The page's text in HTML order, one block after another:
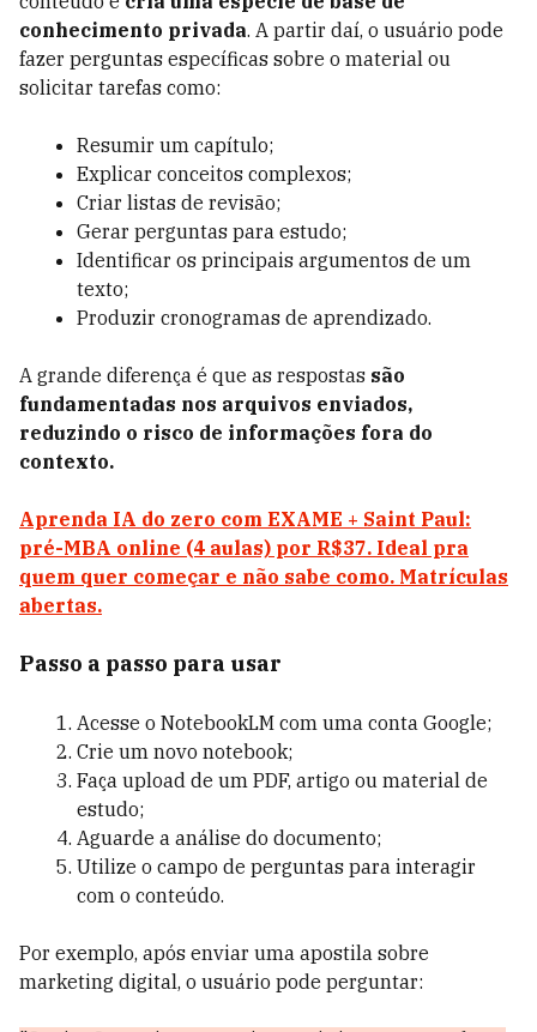
conhecimento privada. A partir daí, o usuário pode
fazer perguntas específicas sobre o material ou
solicitar tarefas como:
Resumir um capítulo;
Explicar conceitos complexos;
Criar listas de revisão;
Gerar perguntas para estudo;
Identificar os principais argumentos de um
texto;
Produzir cronogramas de aprendizado.
A grande diferença é que as respostas são
fundamentadas nos arquivos enviados,
reduzindo o risco de informações fora do
contexto.
Aprenda IA do zero com EXAME + Saint Paul:
pré-MBA online (4 aulas) por R$37. Ideal pra
quem quer começar e não sabe como. Matrículas
abertas.
Passo a passo para usar
Acesse o NotebookLM com uma conta Google;
Crie um novo notebook;
Faça upload de um PDF, artigo ou material de
estudo;
Aguarde a análise do documento;
Utilize o campo de perguntas para interagir
com o conteúdo.
Por exemplo, após enviar uma apostila sobre
marketing digital, o usuário pode perguntar: